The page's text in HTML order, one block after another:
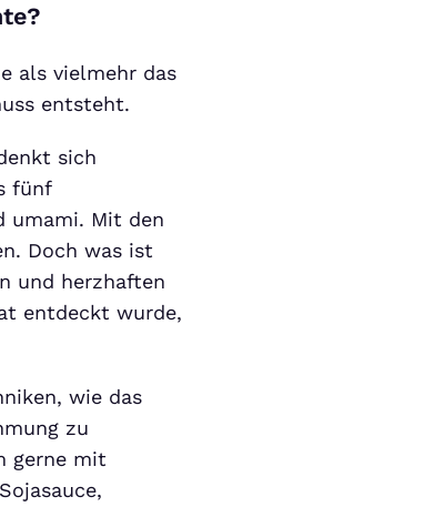
als vielmehr das
entsteht.
sich
fünf
umami. Mit den
Doch was ist
und herzhaften
entdeckt wurde,
wie das
zu
gerne mit